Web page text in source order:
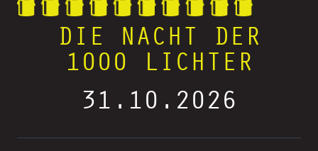
DIE NACHT DER
1000 LICHTER
31.10.2026